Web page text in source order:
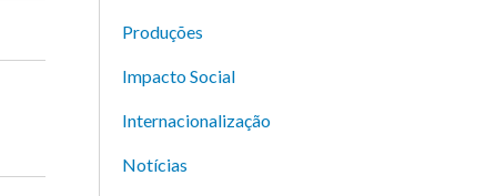
Produções
Impacto Social
Internacionalização
Notícias